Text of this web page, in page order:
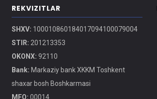
REKVIZITLAR
SHXV: 100010860184017094100079004
STIR: 201213353
OKONX: 92110
Bank: Markaziy bank XKKM Toshkent
shaxar bosh Boshkarmasi
MFO: 00014